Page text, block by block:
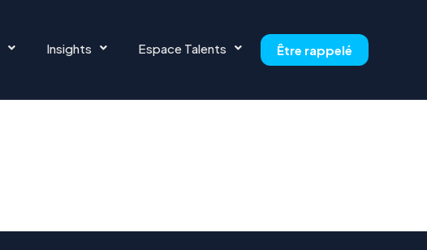
Insights Espace Talents Être rappelé